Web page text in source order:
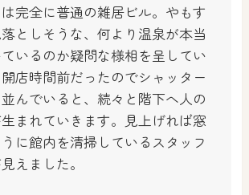
完全に普通の雑居ビル。やもす
としそうな、何より温泉が本当
いるのか疑問な様相を呈してい
店時間前だったのでシャッター
んでいると、続々と階下へ人の
まれていきます。見上げれば窓
に館内を清掃しているスタッフ
えました。